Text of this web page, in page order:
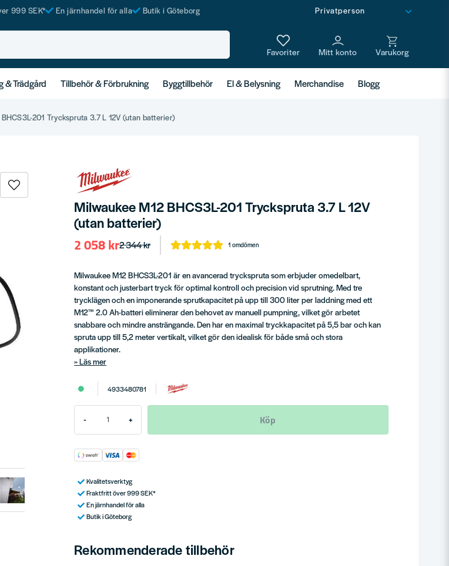
999 SEK* En järnhandel för alla Butik i Göteborg
& Trädgård Tillbehör & Förbrukning Byggtillbehör El & Belysning Merchandise Blogg
201 Tryckspruta 3.7 L 12V (utan batterier)
Milwaukee M12 BHCS3L-201 Tryckspruta 3.7 L 12V
(utan batterier)
2 344 kr
2 058 kr 1 omdömen
Milwaukee M12 BHCS3L-201 är en avancerad tryckspruta som erbjuder omedelbart,
konstant och justerbart tryck för optimal kontroll och precision vid sprutning. Med tre
trycklägen och en imponerande sprutkapacitet på upp till 300 liter per laddning med ett
M12™ 2.0 Ah-batteri eliminerar den behovet av manuell pumpning, vilket gör arbetet
snabbare och mindre ansträngande. Den har en maximal tryckkapacitet på 5,5 bar och kan
spruta upp till 5,2 meter vertikalt, vilket gör den idealisk för både små och stora
applikationer.
Läs mer
4933480781
- + Köp
Kvalitetsverktyg
Fraktfritt över 999 SEK*
En järnhandel för alla
Butik i Göteborg
Rekommenderade tillbehör